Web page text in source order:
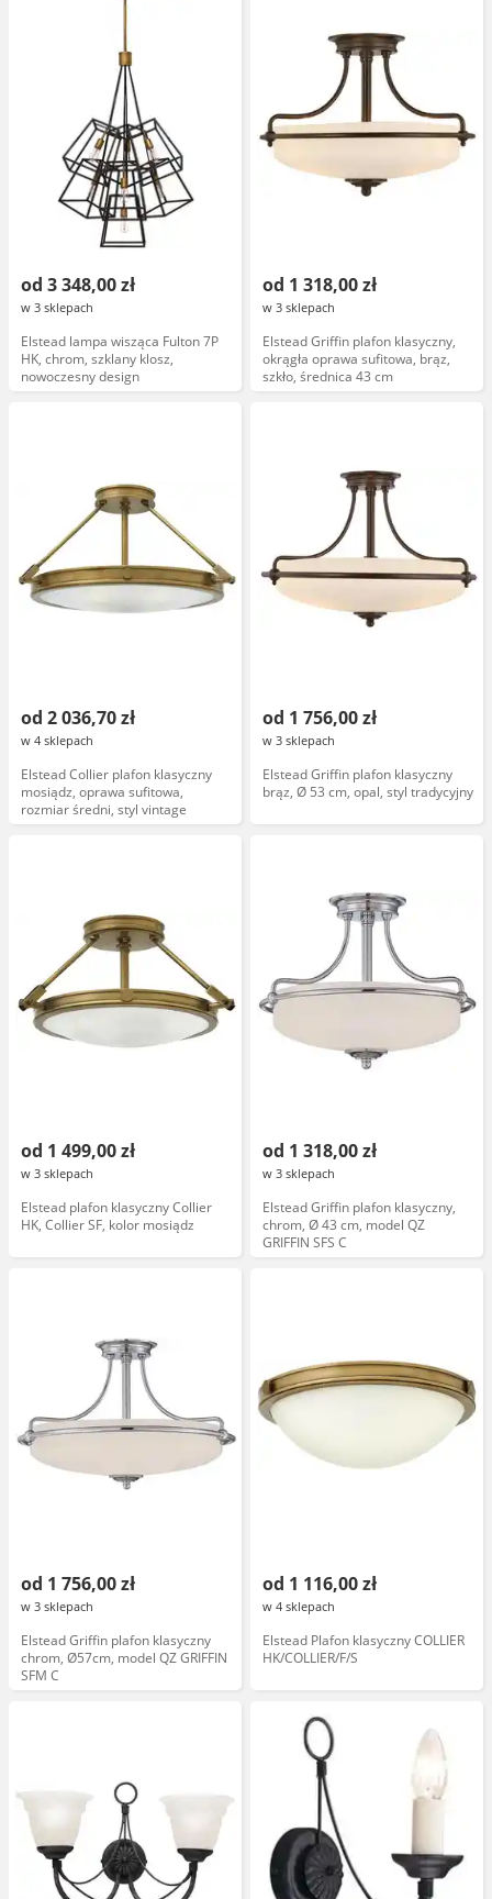
od 3 348,00 zł
w 3 sklepach
Elstead lampa wisząca Fulton 7P
HK, chrom, szklany klosz,
nowoczesny design
od 1 318,00 zł
w 3 sklepach
Elstead Griffin plafon klasyczny,
okrągła oprawa sufitowa, brąz,
szkło, średnica 43 cm
od 2 036,70 zł
w 4 sklepach
Elstead Collier plafon klasyczny
mosiądz, oprawa sufitowa,
rozmiar średni, styl vintage
od 1 756,00 zł
w 3 sklepach
Elstead Griffin plafon klasyczny
brąz, Ø 53 cm, opal, styl tradycyjny
od 1 499,00 zł
w 3 sklepach
Elstead plafon klasyczny Collier
HK, Collier SF, kolor mosiądz
od 1 318,00 zł
w 3 sklepach
Elstead Griffin plafon klasyczny,
chrom, Ø 43 cm, model QZ
GRIFFIN SFS C
od 1 756,00 zł
w 3 sklepach
Elstead Griffin plafon klasyczny
chrom, Ø57cm, model QZ GRIFFIN
SFM C
od 1 116,00 zł
w 4 sklepach
Elstead Plafon klasyczny COLLIER
HK/COLLIER/F/S